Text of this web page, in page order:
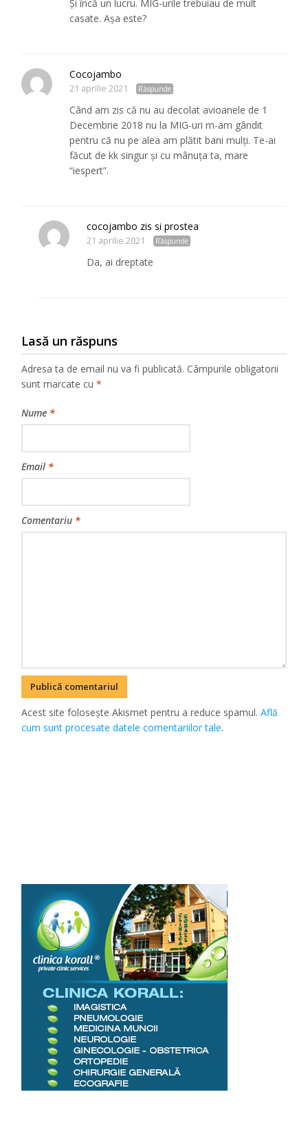
Și încă un lucru. MIG-urile trebuiau de mult
casate. Așa este?
Cocojambo
21 aprilie 2021 Răspunde
Când am zis că nu au decolat avioanele de 1
Decembrie 2018 nu la MIG-uri m-am gândit
pentru că nu pe alea am plătit bani mulți. Te-ai
făcut de kk singur și cu mânuța ta, mare
“iespert”.
cocojambo zis si prostea
21 aprilie 2021 Răspunde
Da, ai dreptate
Lasă un răspuns
Adresa ta de email nu va fi publicată. Câmpurile obligatorii
sunt marcate cu*
Nume *
Email *
Comentariu *
Acest site folosește Akismet pentru a reduce spamul.Află
cum sunt procesate datele comentariilor tale.